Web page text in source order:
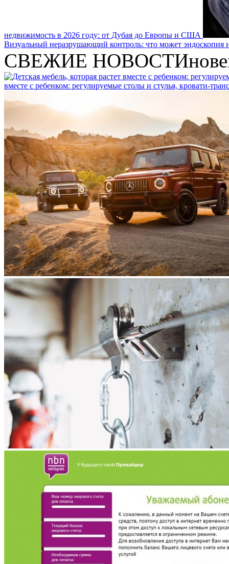
недвижимость в 2026 году: от Дубая до Европы и США
Визуальный неразрушающий контроль: что может эндоскопия
СВЕЖИЕ НОВОСТИ
вместе с ребенком: регулируемые столы и стулья, кровати-